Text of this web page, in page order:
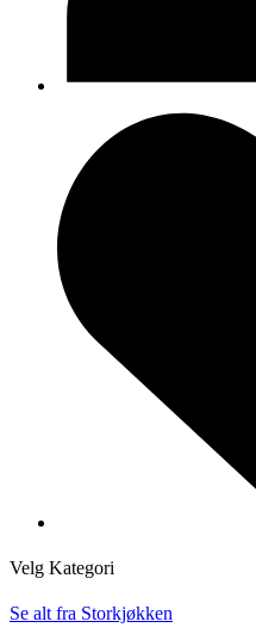
Velg Kategori
Se alt fra Storkjøkken